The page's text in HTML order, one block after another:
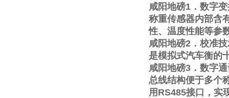
咸阳地磅1 ．数字
称重传感器内部含
性、温度性能等参
咸阳地磅2 ．校准
是模拟式汽车衡的
咸阳地磅3 ．数字
总线结构便于多个
用 RS485接口，实